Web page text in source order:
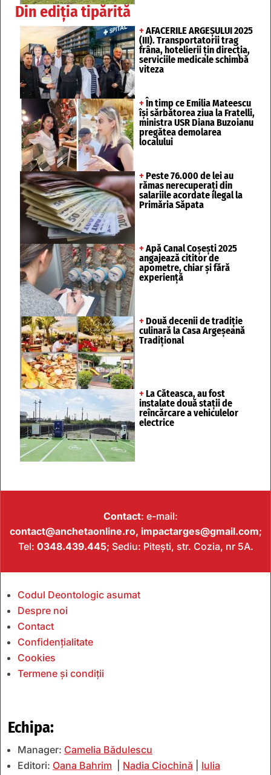
Din ediția tipărită
+ AFACERILE ARGEȘULUI 2025
(III). Transportatorii trag
frâna, hotelierii țin direcția,
serviciile medicale schimbă
viteza
+ În timp ce Emilia Mateescu
își sărbătorea ziua la Fratelli,
ministra USR Diana Buzoianu
pregătea demolarea
localului
+ Peste 76.000 de lei au
rămas nerecuperați din
salariile acordate ilegal la
Primăria Săpata
+ Apă Canal Coșești 2025
angajează cititor de
apometre, chiar și fără
experiență
+ Două decenii de tradiție
culinară la Casa Argeșeană
Tradițional
+ La Căteasca, au fost
instalate două stații de
reîncărcare a vehiculelor
electrice
Contact: e-mail:
contact@anchetaonline.ro, impactarges@gmail.com;
Tel: 0348.439.445; Sediu: Pitești, str. Cozia, nr 5A.
Codul Deontologic asumat
Despre noi
Contact
Confidențialitate
Cookies
Termene și condiții
Echipa:
Manager: Camelia Bădulescu
Editori: Oana Bahrim Nadia Ciochină
Iulia